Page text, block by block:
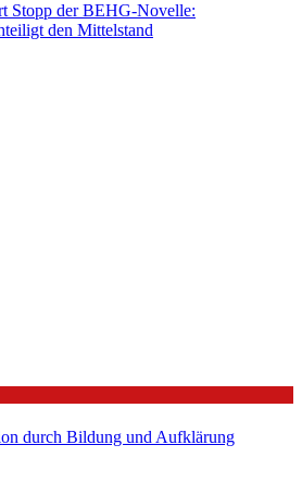
Stopp der BEHG-Novelle:
den Mittelstand
durch Bildung und Aufklärung